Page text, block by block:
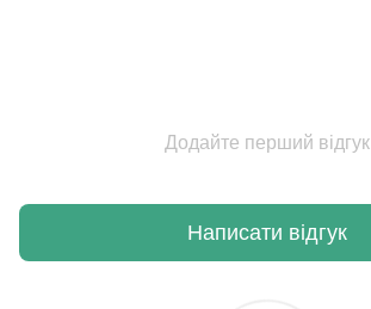
Додайте перший відгук
Написати відгук